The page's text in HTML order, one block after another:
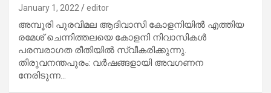
January 1, 2022 editor
അമ്പൂരി പുരവിമല ആദിവാസി കോളനിയിൽ എത്തിയ
രമേശ് ചെന്നിത്തലയെ കോളനി നിവാസികൾ
പരമ്പരാഗത രീതിയിൽ സ്വീകരിക്കുന്നു.
തിരുവനന്തപുരം: വർഷങ്ങളായി അവഗണന
നേരിടുന്ന…